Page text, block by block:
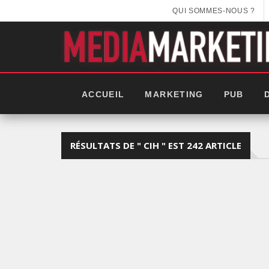
QUI SOMMES-NOUS ?
ACCUEIL MARKETING PUB
RÉSULTATS DE " CIH " EST 242 ARTICLE